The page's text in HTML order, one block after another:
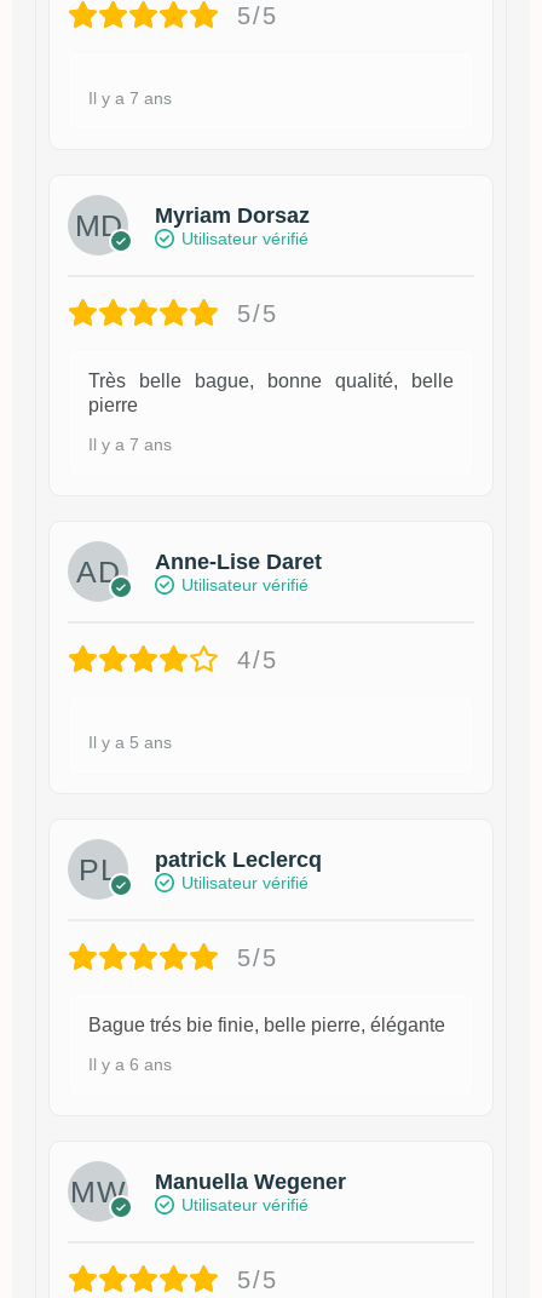
5/5
Il y a 7 ans
Myriam Dorsaz
Utilisateur vérifié
5/5
Très belle bague, bonne qualité, belle
pierre
Il y a 7 ans
Anne-Lise Daret
Utilisateur vérifié
4/5
Il y a 5 ans
patrick Leclercq
Utilisateur vérifié
5/5
Bague trés bie finie, belle pierre, élégante
Il y a 6 ans
Manuella Wegener
Utilisateur vérifié
5/5